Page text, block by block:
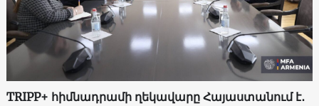
TRIPP+ հիմնադրամի ղեկավարը Հայաստանում է․